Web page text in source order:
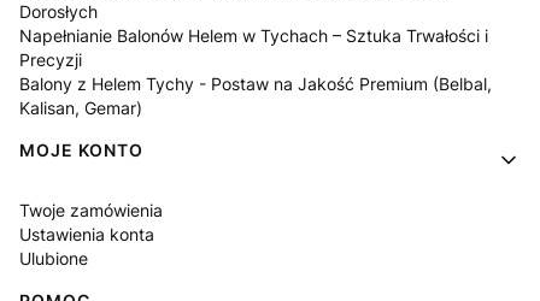
Dorosłych
Napełnianie Balonów Helem w Tychach – Sztuka Trwałości i
Precyzji
Balony z Helem Tychy - Postaw na Jakość Premium (Belbal,
Kalisan, Gemar)
MOJE KONTO
Twoje zamówienia
Ustawienia konta
Ulubione